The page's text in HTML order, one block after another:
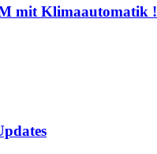
mit Klimaautomatik !